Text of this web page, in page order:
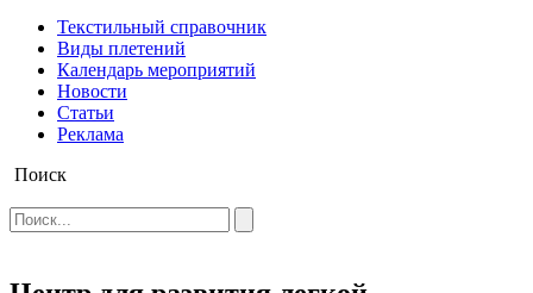
Текстильный справочник
Виды плетений
Календарь мероприятий
Новости
Статьи
Реклама
Поиск